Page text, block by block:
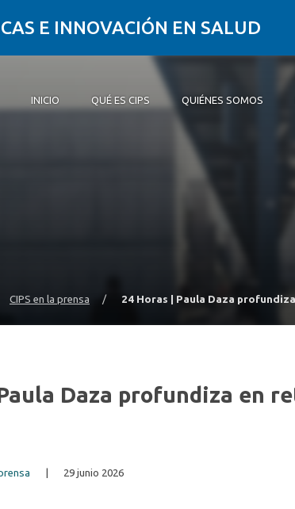
E INNOVACIÓN EN SALUD
INICIO QUÉ ES CIPS QUIÉNES SOMOS
CIPS en la prensa / 24 Horas | Paula Daza
Daza profundiza en
29 junio 2026